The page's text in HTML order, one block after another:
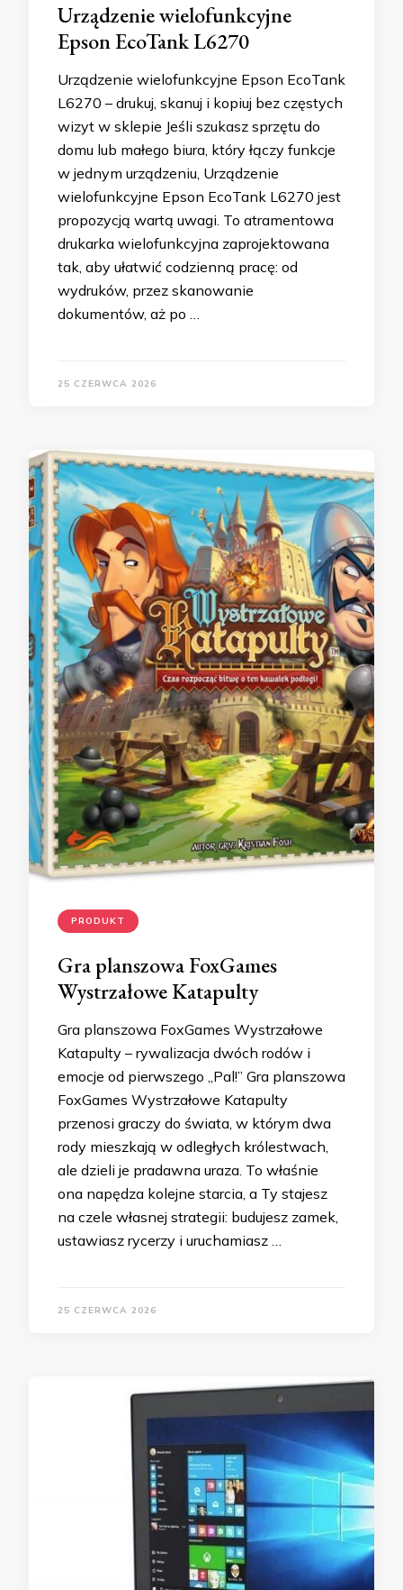
Urządzenie wielofunkcyjne
Epson EcoTank L6270
Urządzenie wielofunkcyjne Epson EcoTank
L6270 – drukuj, skanuj i kopiuj bez częstych
wizyt w sklepie Jeśli szukasz sprzętu do
domu lub małego biura, który łączy funkcje
w jednym urządzeniu, Urządzenie
wielofunkcyjne Epson EcoTank L6270 jest
propozycją wartą uwagi. To atramentowa
drukarka wielofunkcyjna zaprojektowana
tak, aby ułatwić codzienną pracę: od
wydruków, przez skanowanie
dokumentów, aż po …
25 CZERWCA 2026
PRODUKT
Gra planszowa FoxGames
Wystrzałowe Katapulty
Gra planszowa FoxGames Wystrzałowe
Katapulty – rywalizacja dwóch rodów i
emocje od pierwszego „Pal!” Gra planszowa
FoxGames Wystrzałowe Katapulty
przenosi graczy do świata, w którym dwa
rody mieszkają w odległych królestwach,
ale dzieli je pradawna uraza. To właśnie
ona napędza kolejne starcia, a Ty stajesz
na czele własnej strategii: budujesz zamek,
ustawiasz rycerzy i uruchamiasz …
25 CZERWCA 2026